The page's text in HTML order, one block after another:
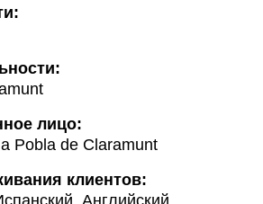
лицо:
Pobla de Claramunt
клиентов:
Английский